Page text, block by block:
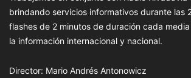
brindando servicios informativos durante las
flashes de 2 minutos de duración cada
la información internacional y nacional.
Director: Mario Andrés Antonowicz